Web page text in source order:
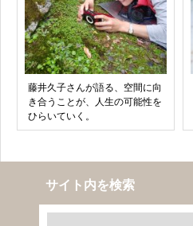
藤井久子さんが語る、空間に向
き合うことが、人生の可能性を
ひらいていく。
サイト内を検索